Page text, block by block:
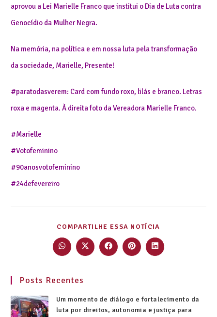
aprovou a Lei Marielle Franco que institui o Dia de Luta contra
Genocídio da Mulher Negra.
Na memória, na política e em nossa luta pela transformação
da sociedade, Marielle, Presente!
#paratodasverem: Card com fundo roxo, lilás e branco. Letras
roxa e magenta. À direita foto da Vereadora Marielle Franco.
#Marielle
#Votofeminino
#90anosvotofeminino
#24defevereiro
COMPARTILHE ESSA NOTÍCIA
Posts Recentes
Um momento de diálogo e fortalecimento da
luta por direitos, autonomia e justiça para